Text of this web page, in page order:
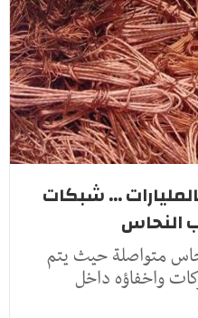
... شبكات
النحاس
متواصلة حيث يتم
واخفاؤه داخل